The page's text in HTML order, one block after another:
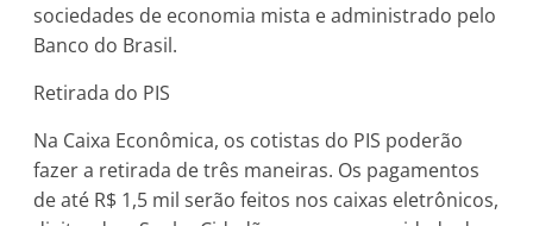
sociedades de economia mista e administrado pelo
Banco do Brasil.
Retirada do PIS
Na Caixa Econômica, os cotistas do PIS poderão
fazer a retirada de três maneiras. Os pagamentos
de até R$ 1,5 mil serão feitos nos caixas eletrônicos,